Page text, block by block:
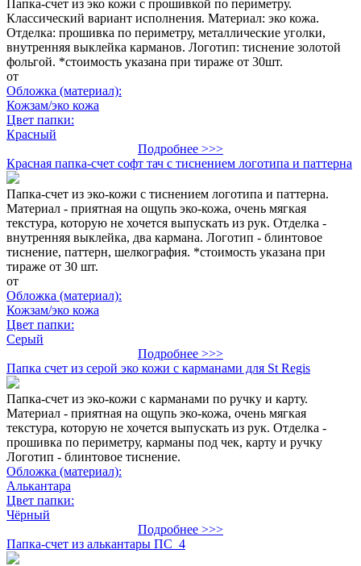
Папка-счет из эко кожи с прошивкой по периметру.
Классический вариант исполнения. Материал: эко кожа.
Отделка: прошивка по периметру, металлические уголки,
внутренняя выклейка карманов. Логотип: тиснение золотой
фольгой. *стоимость указана при тираже от 30шт.
от
Обложка (материал):
Кожзам/эко кожа
Цвет папки:
Красный
Подробнее >>>
Красная папка-счет софт тач с тиснением логотипа и паттерна
Папка-счет из эко-кожи с тиснением логотипа и паттерна.
Материал - приятная на ощупь эко-кожа, очень мягкая
текстура, которую не хочется выпускать из рук. Отделка -
внутренняя выклейка, два кармана. Логотип - блинтовое
тиснение, паттерн, шелкография. *стоимость указана при
тираже от 30 шт.
от
Обложка (материал):
Кожзам/эко кожа
Цвет папки:
Серый
Подробнее >>>
Папка счет из серой эко кожи с карманами для St Regis
Папка-счет из эко-кожи с карманами по ручку и карту.
Материал - приятная на ощупь эко-кожа, очень мягкая
текстура, которую не хочется выпускать из рук. Отделка -
прошивка по периметру, карманы под чек, карту и ручку
Логотип - блинтовое тиснение.
Обложка (материал):
Алькантара
Цвет папки:
Чёрный
Подробнее >>>
Папка-счет из алькантары ПС_4